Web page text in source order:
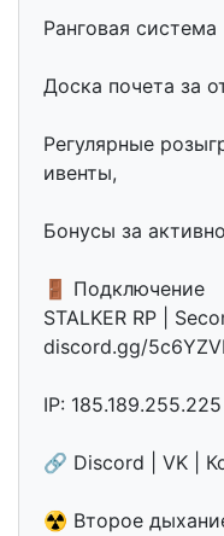
Ранговая система
Доска почета за
Регулярные
ивенты,
Бонусы за
🚪 Подключение
STALKER RP |
discord.gg/
IP:
🔗 Discord | VK |
☢ Второе